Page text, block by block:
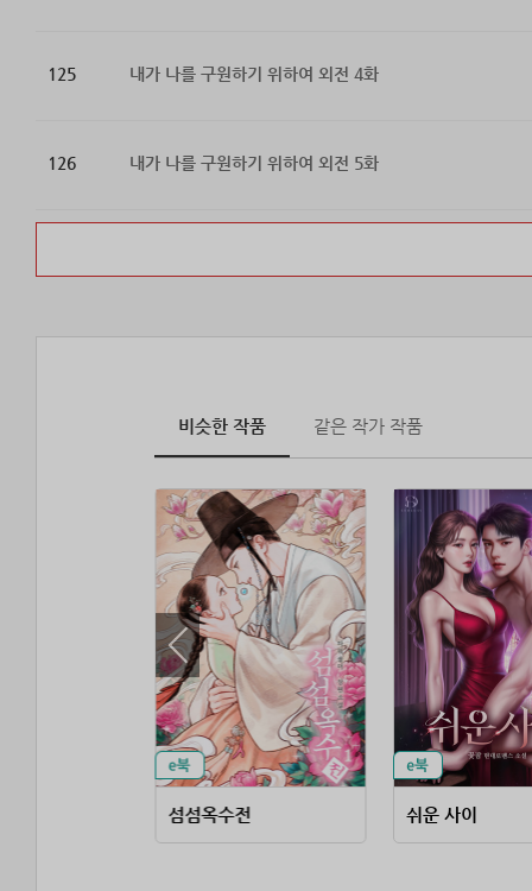
125 내가 나를 구원하기 위하여 외전 4화
126 내가 나를 구원하기 위하여 외전 5화
비슷한 작품 같은 작가 작품
섬섬옥수전 쉬운 사이